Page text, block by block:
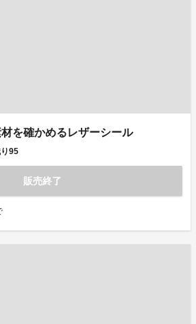
を確かめるレザーシール
95
販売終了